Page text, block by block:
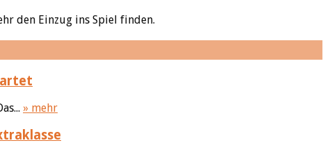
den Einzug ins Spiel finden.
» mehr